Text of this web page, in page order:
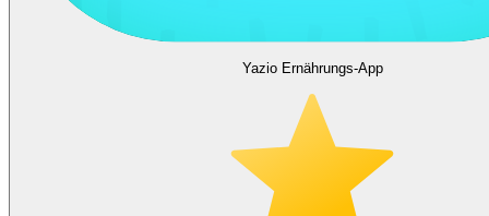
Yazio Ernährungs-App